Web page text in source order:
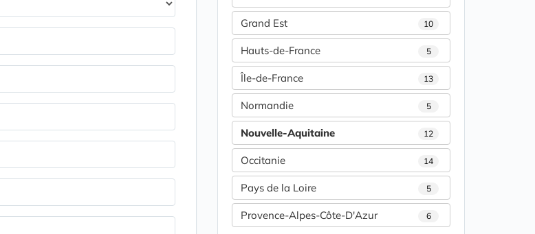
Grand Est 10
Hauts-de-France 5
Île-de-France 13
Normandie 5
Nouvelle-Aquitaine 12
Occitanie 14
Pays de la Loire 5
Provence-Alpes-Côte-D'Azur 6